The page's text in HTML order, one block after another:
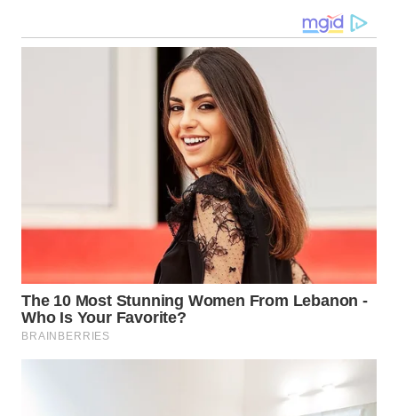
RIAU
WN
SERAMBI
WN
JAMBI